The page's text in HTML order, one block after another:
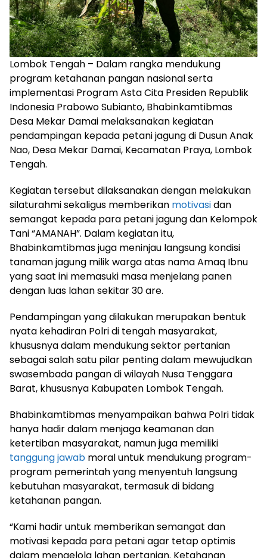
Lombok Tengah – Dalam rangka mendukung
program ketahanan pangan nasional serta
implementasi Program Asta Cita Presiden Republik
Indonesia Prabowo Subianto, Bhabinkamtibmas
Desa Mekar Damai melaksanakan kegiatan
pendampingan kepada petani jagung di Dusun Anak
Nao, Desa Mekar Damai, Kecamatan Praya, Lombok
Tengah.
Kegiatan tersebut dilaksanakan dengan melakukan
silaturahmi sekaligus memberikan motivasidan
semangat kepada para petani jagung dan Kelompok
Tani “AMANAH”. Dalam kegiatan itu,
Bhabinkamtibmas juga meninjau langsung kondisi
tanaman jagung milik warga atas nama Amaq Ibnu
yang saat ini memasuki masa menjelang panen
dengan luas lahan sekitar 30 are.
Pendampingan yang dilakukan merupakan bentuk
nyata kehadiran Polri di tengah masyarakat,
khususnya dalam mendukung sektor pertanian
sebagai salah satu pilar penting dalam mewujudkan
swasembada pangan di wilayah Nusa Tenggara
Barat, khususnya Kabupaten Lombok Tengah.
Bhabinkamtibmas menyampaikan bahwa Polri tidak
hanya hadir dalam menjaga keamanan dan
ketertiban masyarakat, namun juga memiliki
tanggung jawab moral untuk mendukung program-
program pemerintah yang menyentuh langsung
kebutuhan masyarakat, termasuk di bidang
ketahanan pangan.
“Kami hadir untuk memberikan semangat dan
motivasi kepada para petani agar tetap optimis